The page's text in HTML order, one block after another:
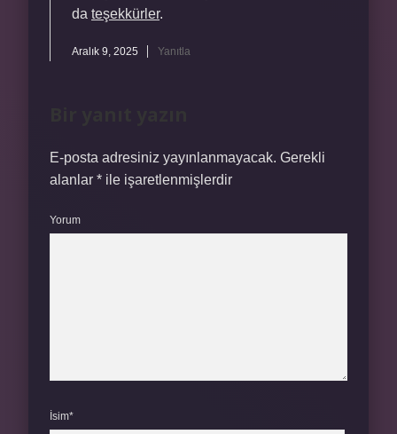
da teşekkürler.
Aralık 9, 2025 Yanıtla
E-posta adresiniz yayınlanmayacak. Gerekli
alanlar * ile işaretlenmişlerdir
Yorum
İsim*